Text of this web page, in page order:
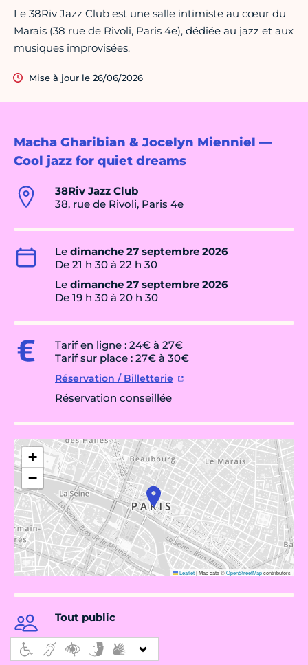
Macha Gharibian & Jocelyn Mienniel —
Cool jazz for quiet dreams
38Riv Jazz Club
38, rue de Rivoli, Paris 4e
Le dimanche 27 septembre 2026
De 21 h 30 à 22 h 30
Le dimanche 27 septembre 2026
De 19 h 30 à 20 h 30
Tarif en ligne : 24€ à 27€
Tarif sur place : 27€ à 30€
Réservation / Billetterie
Réservation conseillée
+
−
Leaflet|Map data ©OpenStreetMapcontributors
Tout public
Le 38Riv Jazz Club est une salle intimiste au cœur du
Marais (38 rue de Rivoli, Paris 4e), dédiée au jazz et aux
musiques improvisées.
Mise à jour le 26/06/2026